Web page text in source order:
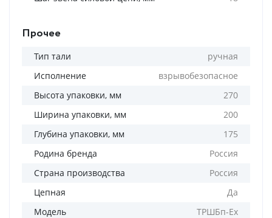
Прочее
Тип тали
ручная
Исполнение
взрывобезопасное
Высота упаковки, мм
270
Ширина упаковки, мм
200
Глубина упаковки, мм
175
Родина бренда
Россия
Страна производства
Россия
Цепная
Да
Модель
ТРШБп-Ех